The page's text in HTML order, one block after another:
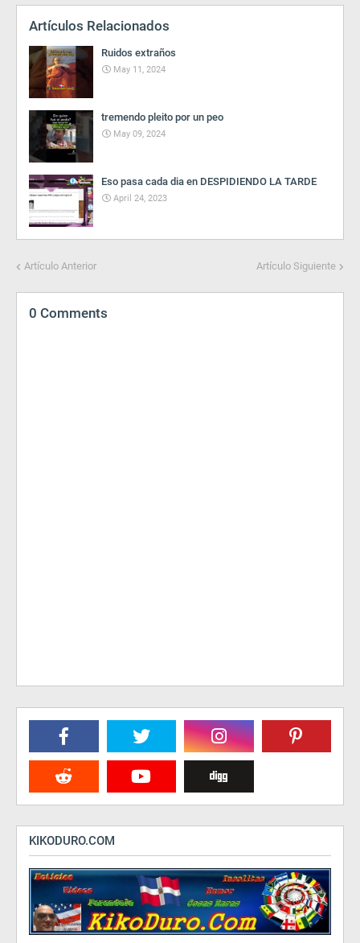
Artículos Relacionados
Ruidos extraños
May 11, 2024
tremendo pleito por un peo
May 09, 2024
Eso pasa cada dia en DESPIDIENDO LA TARDE
April 24, 2023
Artículo Anterior Artículo Siguiente
0 Comments
KIKODURO.COM